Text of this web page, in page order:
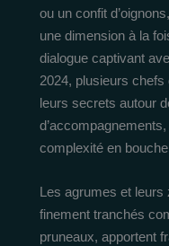
ou un confit
une dimension à la
dialogue captivant
2024, plusieurs chefs
leurs secrets autour
complexité en
Les agrumes et
finement tranchés
pruneaux, apportent